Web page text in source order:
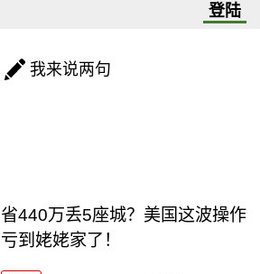
登陆
我来说两句
省440万丢5座城？美国这波操作
亏到姥姥家了！